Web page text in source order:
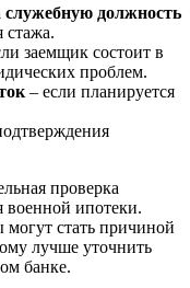
служебную должность
стажа.
заемщик состоит в
проблем.
– если планируется
проверка
военной ипотеки.
стать причиной
лучше уточнить
банке.